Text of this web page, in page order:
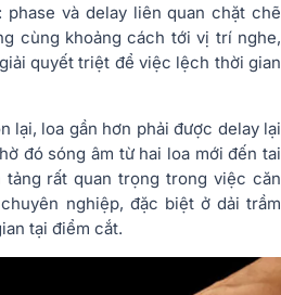
phase và delay liên quan chặt chẽ
cùng khoảng cách tới vị trí nghe,
quyết triệt để việc lệch thời gian
lại, loa gần hơn phải được delay lại
đó sóng âm từ hai loa mới đến tai
rất quan trọng trong việc căn
nghiệp, đặc biệt ở dải trầm
tại điểm cắt.